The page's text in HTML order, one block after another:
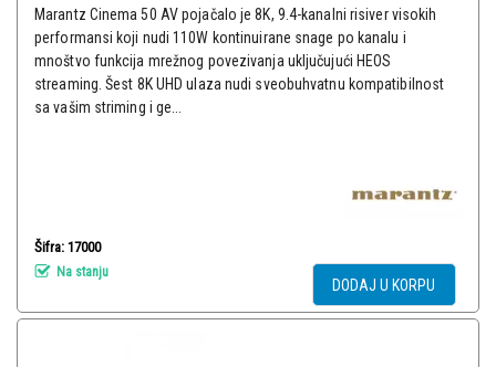
Marantz Cinema 50 AV pojačalo je 8K, 9.4-kanalni risiver visokih
performansi koji nudi 110W kontinuirane snage po kanalu i
mnoštvo funkcija mrežnog povezivanja uključujući HEOS
streaming. Šest 8K UHD ulaza nudi sveobuhvatnu kompatibilnost
sa vašim striming i ge...
Šifra: 17000
Na stanju
DODAJ U KORPU